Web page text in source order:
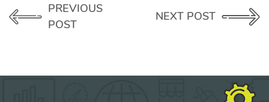
PREVIOUS
POST
NEXT POST